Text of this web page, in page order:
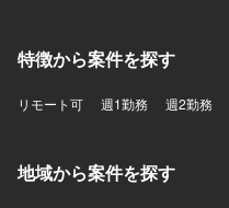
特徴から案件を探す
リモート可 週1勤務 週2勤務
地域から案件を探す